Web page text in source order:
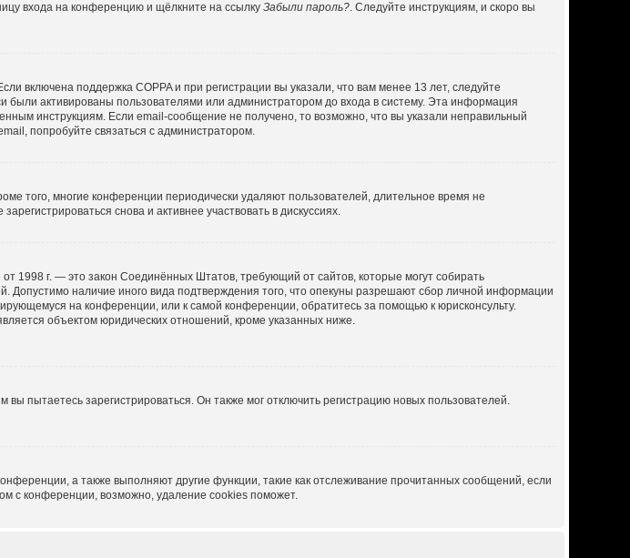
входа на конференцию и щёлкните на ссылкуЗабыли пароль?. Следуйте инструкциям, и скоро вы
включена поддержка COPPA и при регистрации вы указали, что вам менее 13 лет, следуйте
активированы пользователями или администратором до входа в систему. Эта информация
инструкциям. Если email-сообщение не получено, то возможно, что вы указали неправильный
попробуйте связаться с администратором.
того, многие конференции периодически удаляют пользователей, длительное время не
снова и активнее участвовать в дискуссиях.
1998 г. — это закон Соединённых Штатов, требующий от сайтов, которые могут собирать
наличие иного вида подтверждения того, что опекуны разрешают сбор личной информации
на конференции, или к самой конференции, обратитесь за помощью к юрисконсульту.
объектом юридических отношений, кроме указанных ниже.
пытаетесь зарегистрироваться. Он также мог отключить регистрацию новых пользователей.
а также выполняют другие функции, такие как отслеживание прочитанных сообщений, если
с конференции, возможно, удаление cookies поможет.